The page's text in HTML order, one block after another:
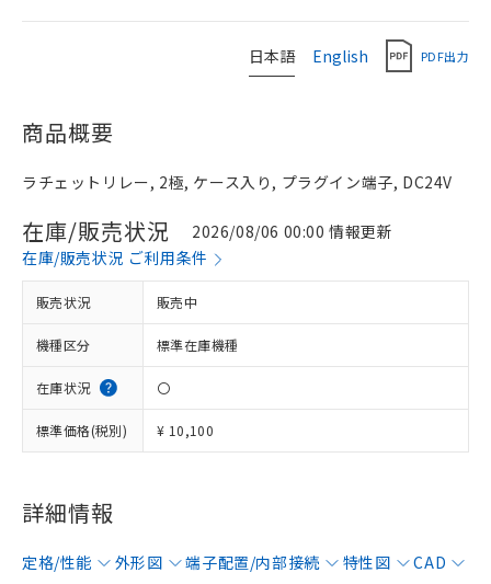
日本語 English PDF出力
商品概要
ラチェットリレー, 2極, ケース入り, プラグイン端子, DC24V
在庫/販売状況
2026/08/06 00:00 情報更新
在庫/販売状況 ご利用条件
販売状況 販売中
機種区分 標準在庫機種
在庫状況 〇
標準価格(税別) ¥ 10,100
詳細情報
定格/性能 外形図 端子配置/内部接続 特性図
CAD